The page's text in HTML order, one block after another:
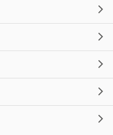
en